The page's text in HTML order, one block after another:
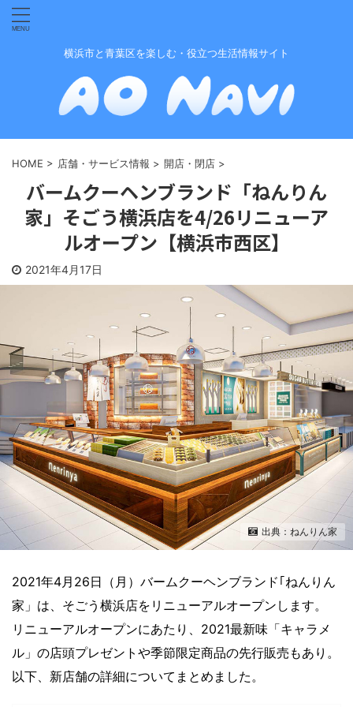
横浜市と青葉区を楽しむ・役立つ生活情報サイト
HOME > 店舗・サービス情報 > 開店・閉店 >
バームクーヘンブランド「ねんりん
家」そごう横浜店を4/26リニューア
ルオープン【横浜市西区】
2021年4月17日
出典：ねんりん家
2021年4月26日（月）バームクーヘンブランド｢ねんりん
家」は、そごう横浜店をリニューアルオープンします。
リニューアルオープンにあたり、2021最新味「キャラメ
ル」の店頭プレゼントや季節限定商品の先行販売もあり。
以下、新店舗の詳細についてまとめました。